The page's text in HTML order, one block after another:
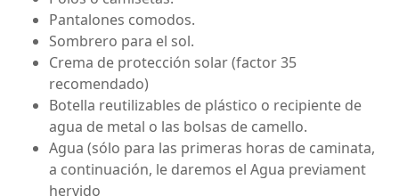
Pantalones comodos.
Sombrero para el sol.
Crema de protección solar (factor 35
recomendado)
Botella reutilizables de plástico o recipiente de
agua de metal o las bolsas de camello.
Agua (sólo para las primeras horas de caminata,
a continuación, le daremos el Agua previament
hervido